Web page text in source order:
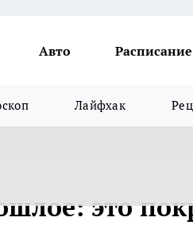
Авто
Лайфхак
это